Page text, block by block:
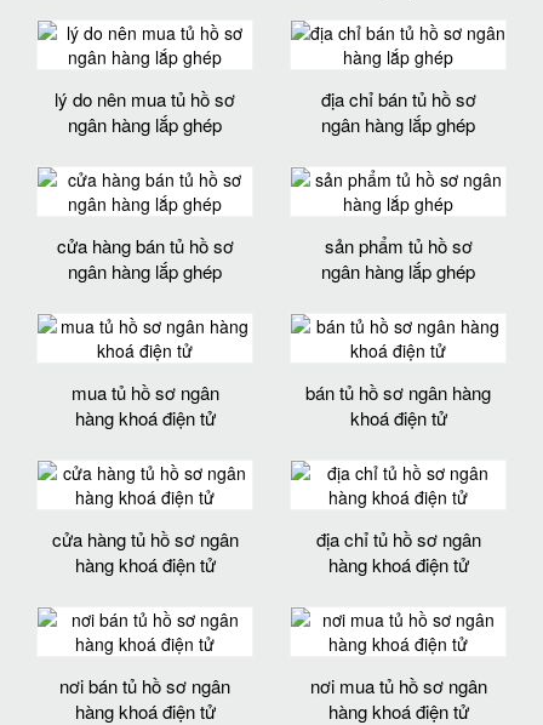
lý do nên mua tủ hồ sơ
ngân hàng lắp ghép
địa chỉ bán tủ hồ sơ
ngân hàng lắp ghép
cửa hàng bán tủ hồ sơ
ngân hàng lắp ghép
sản phẩm tủ hồ sơ
ngân hàng lắp ghép
mua tủ hồ sơ ngân
hàng khoá điện tử
bán tủ hồ sơ ngân hàng
khoá điện tử
cửa hàng tủ hồ sơ ngân
hàng khoá điện tử
địa chỉ tủ hồ sơ ngân
hàng khoá điện tử
nơi bán tủ hồ sơ ngân
hàng khoá điện tử
nơi mua tủ hồ sơ ngân
hàng khoá điện tử